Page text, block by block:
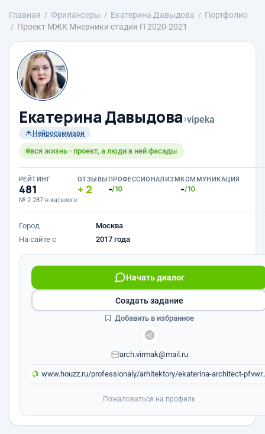
Главная Фрилансеры Екатерина Давыдова
Портфолио
Проект МЖК Мневники стадия П 2020-2021
Екатерина Давыдова›vipeka
Нейросаммари
вся жизнь - проект, а люди в ней фасады
РЕЙТИНГ
481
№ 2 287 в каталоге
ОТЗЫВЫ
2
ПРОФЕССИОНАЛИЗМ
-/10
КОММУНИКАЦИЯ
-/10
Город
Москва
На сайте с
2017 года
Начать диалог
arch.virmak@mail.ru
www.houzz.ru/professionaly/arhitektory/ekaterina-architect-
Создать задание
Добавить в избранное
Пожаловаться на профиль